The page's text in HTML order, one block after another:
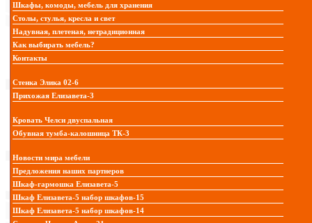
Шкафы, комоды, мебель для хранения
Столы, стулья, кресла и свет
Надувная, плетеная, нетрадиционная
Как выбирать мебель?
Контакты
Стенка Элика 02-6
Прихожая Елизавета-3
Кровать Челси двуспальная
Обувная тумба-калошница ТК-3
Новости мира мебели
Предложения наших партнеров
Шкаф-гармошка Елизавета-5
Шкаф Елизавета-5 набор шкафов-15
Шкаф Елизавета-5 набор шкафов-14